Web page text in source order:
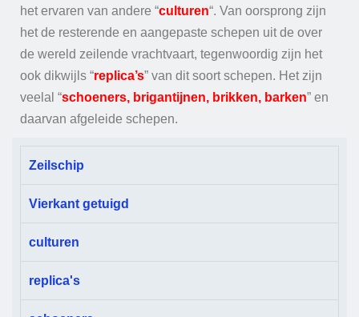
het ervaren van andere “culturen“. Van oorsprong zijn
het de resterende en aangepaste schepen uit de over
de wereld zeilende vrachtvaart, tegenwoordig zijn het
ook dikwijls “replica’s” van dit soort schepen. Het zijn
veelal “schoeners, brigantijnen, brikken, barken” en
daarvan afgeleide schepen.
Zeilschip
Vierkant getuigd
culturen
replica's